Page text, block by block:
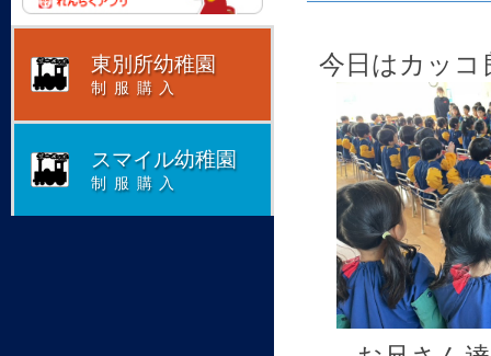
今日はカッコ
東別所幼稚園
制服購入
スマイル幼稚園
制服購入